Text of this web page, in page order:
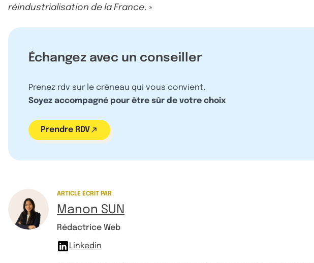
réindustrialisation de la France. »
Échangez avec un conseiller
Prenez rdv sur le créneau qui vous convient.
Soyez accompagné pour être sûr de votre choix
Prendre RDV
ARTICLE ÉCRIT PAR
Manon SUN
Rédactrice Web
Linkedin